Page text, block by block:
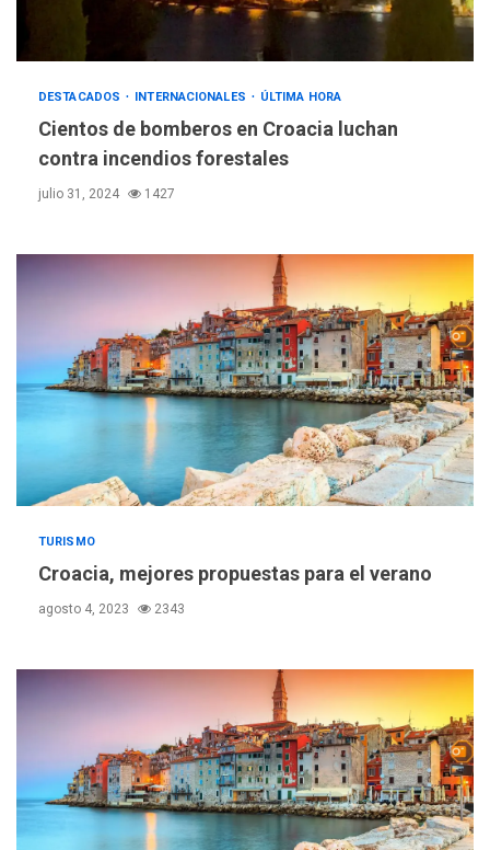
DESTACADOS INTERNACIONALES ÚLTIMA HORA
Cientos de bomberos en Croacia luchan
contra incendios forestales
julio 31, 2024 1427
TURISMO
Croacia, mejores propuestas para el verano
agosto 4, 2023 2343